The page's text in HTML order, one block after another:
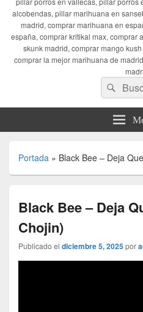
alcobendas, pillar marihuana en
madrid, comprar marihuana en
españa, comprar kritikal max, comprar
skunk madrid, comprar mango
comprar la mejor marihuana de
Buscar
por:
Portada » Black Bee – Deja
Black Bee – Deja
Chojin)
Publicado el diciembre 5, 2025por